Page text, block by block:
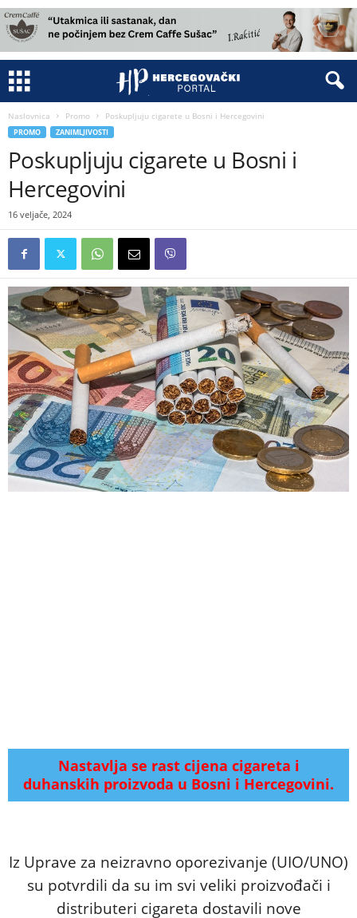
Naslovnica Promo Poskupljuju cigarete u Bosni i Hercegovini
PROMO ZANIMLJIVOSTI
Poskupljuju cigarete u Bosni i
Hercegovini
16 veljače, 2024
Nastavlja se rast cijena cigareta i
duhanskih proizvoda u Bosni i Hercegovini.
Iz Uprave za neizravno oporezivanje (UIO/UNO)
su potvrdili da su im svi veliki proizvođači i
distributeri cigareta dostavili nove